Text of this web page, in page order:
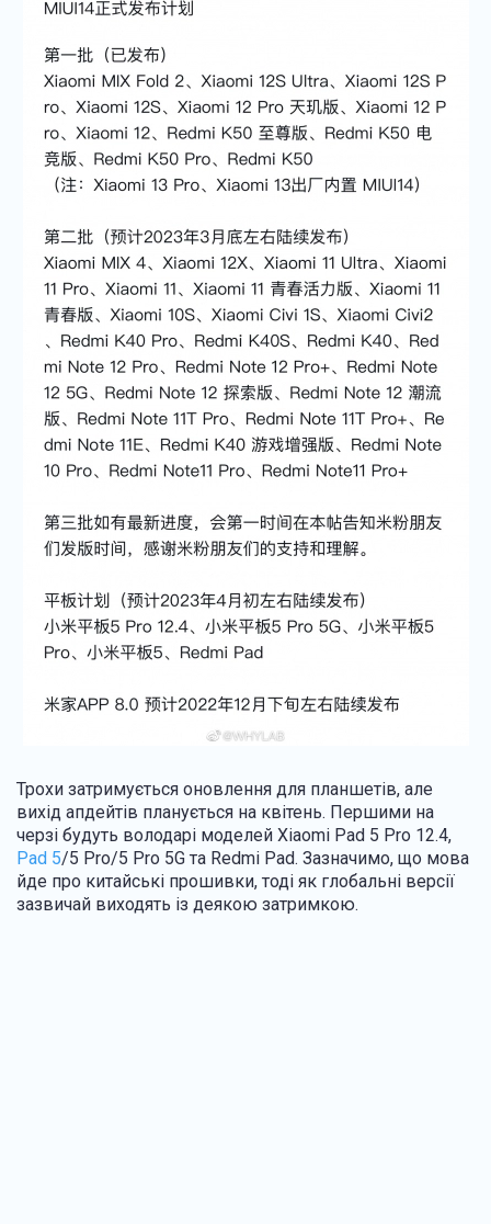
Трохи затримується оновлення для планшетів, але
вихід апдейтів планується на квітень. Першими на
черзі будуть володарі моделей Xiaomi Pad 5 Pro 12.4,
Pad 5/5 Pro/5 Pro 5G та Redmi Pad. Зазначимо, що мова
йде про китайські прошивки, тоді як глобальні версії
зазвичай виходять із деякою затримкою.